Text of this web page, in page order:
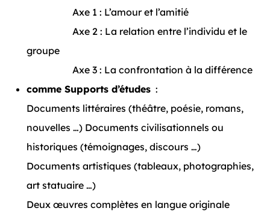
Axe 1 : L’amour et l’amitié
Axe 2 : La relation entre l’individu et le
groupe
Axe 3 : La confrontation à la différence
comme Supports d’études :
Documents littéraires (théâtre, poésie, romans,
nouvelles …) Documents civilisationnels ou
historiques (témoignages, discours …)
Documents artistiques (tableaux, photographies,
art statuaire …)
Deux œuvres complètes en langue originale